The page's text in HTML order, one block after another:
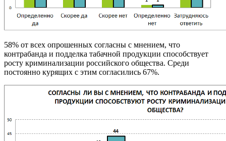
58% от всех опрошенных согласны с мнением, что
контрабанда и подделка табачной продукции способствует
росту криминализации российского общества. Среди
постоянно курящих с этим согласились 67%.